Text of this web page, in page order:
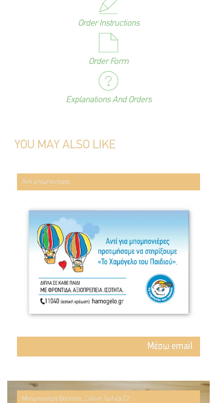
Order Instructions
Order Form
Explanations And Orders
YOU MAY ALSO LIKE
Αντί μπομπονιέρας
Mέσω email
Μπομπονιέρα Βάπτισης Ξύλινη Τρίλιζα Σ2